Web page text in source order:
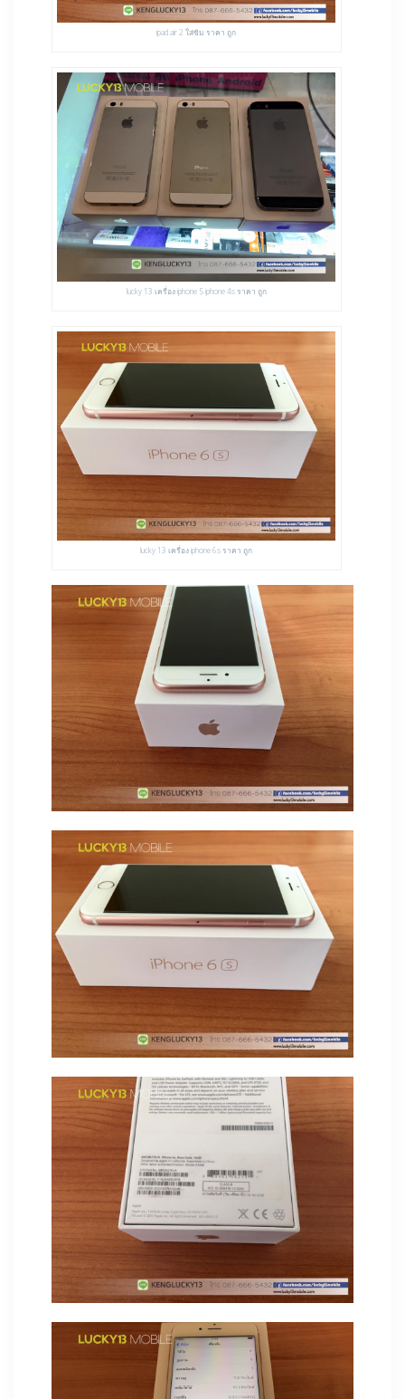
ipad air 2 ใส่ซิม ราคา ถูก
lucky 13 เครื่อง iphone 5 iphone 4s ราคา ถูก
lucky 13 เครื่อง iphone 6s ราคา ถูก